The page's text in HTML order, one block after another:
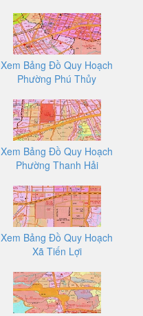
Xem Bảng Đồ Quy Hoạch
Phường Phú Thủy
Xem Bảng Đồ Quy Hoạch
Phường Thanh Hải
Xem Bảng Đồ Quy Hoạch
Xã Tiến Lợi